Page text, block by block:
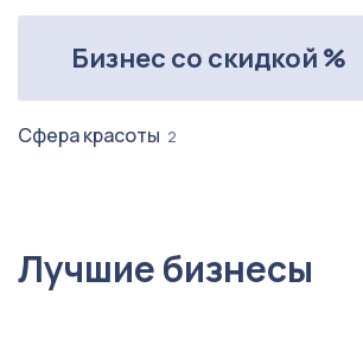
Бизнес со скидкой %
Сфера красоты 2
Лучшие бизнесы